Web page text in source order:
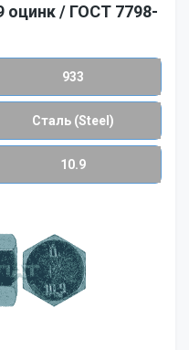
оцинк / ГОСТ 7798-
933
Сталь (Steel)
10.9